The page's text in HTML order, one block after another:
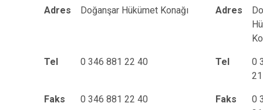
Adres Doğanşar Hükümet Konağı Adres
Tel 0 346 881 22 40 Tel
0
Faks 0 346 881 22 40 Faks
0